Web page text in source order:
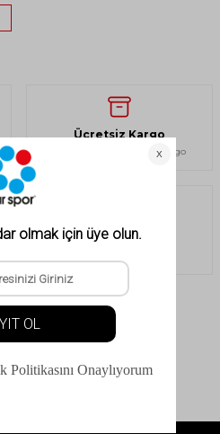
Ücretsiz Kargo
750 TL ve üzeri ücretsiz kargo
Havale